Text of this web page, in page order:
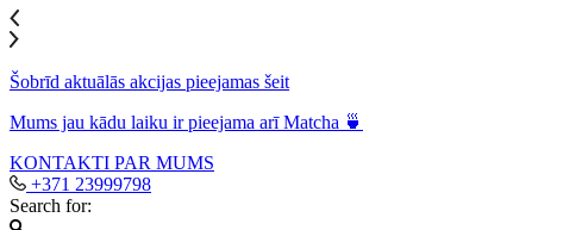
Šobrīd aktuālās akcijas pieejamas šeit
Mums jau kādu laiku ir pieejama arī Matcha 🍵
KONTAKTI PAR MUMS
+371 23999798
Search for: